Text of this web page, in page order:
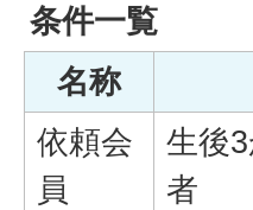
条件一覧
名称
依頼会
員
生後
者